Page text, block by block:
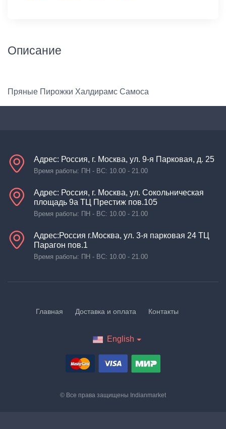
Описание
Пряные Пирожки Халдирамс Самоса
Адрес: Россия, г. Москва, ул. 9-я Парковая, д. 25
Время работы: ПН - ВС: 10.00 - 21.00
Адрес: Россия, г. Москва, ул. Сокольническая
площадь 9а ТЦ Престиж пов.105
Время работы: ПН - ВС: 10.00 - 21.00
Адрес:Россия г.Москва, ул. 3-я парковая 24 ТЦ
Парагон пов.1
Время работы: ПН - ВС: 10.00 - 21.00
Главная Доставка и оплата Контакты
English
© Все права защищены Indianmarket